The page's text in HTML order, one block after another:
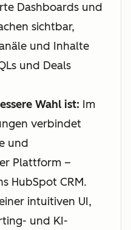
Dashboards und
sichtbar,
und Inhalte
und Deals
Wahl ist: Im
verbindet
und
Plattform –
HubSpot CRM.
intuitiven UI,
und KI-